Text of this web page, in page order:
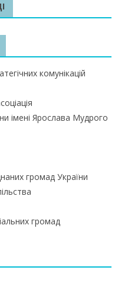
комунікацій
імені Ярослава Мудрого
громад України
громад